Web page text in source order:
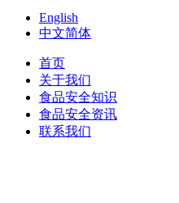
English
中文简体
首页
关于我们
食品安全知识
食品安全资讯
联系我们